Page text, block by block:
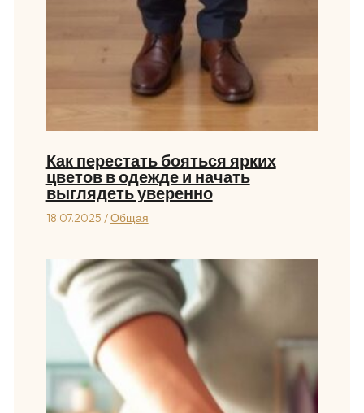
Как перестать бояться ярких
цветов в одежде и начать
выглядеть уверенно
18.07.2025 /Общая